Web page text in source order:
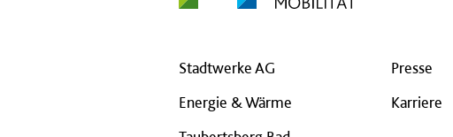
Stadtwerke AG
Energie & Wärme
Presse
Karriere